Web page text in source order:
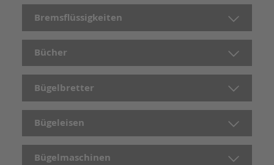
Bremsflüssigkeiten
Bücher
Bügelbretter
Bügeleisen
Bügelmaschinen